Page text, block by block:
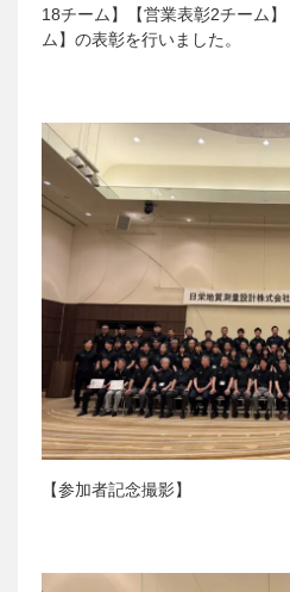
18チーム】【営業表彰2チーム
ム】の表彰を行いました。
【参加者記念撮影】